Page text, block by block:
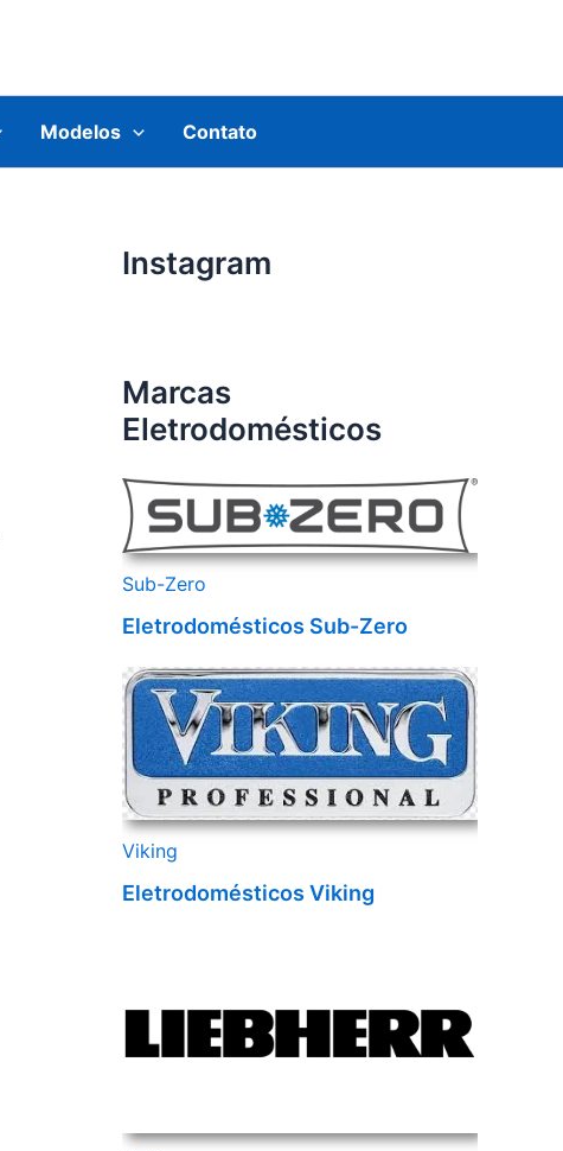
Modelos Contato
Instagram
Marcas
Eletrodomésticos
Sub-Zero
Eletrodomésticos Sub-Zero
Viking
Eletrodomésticos Viking